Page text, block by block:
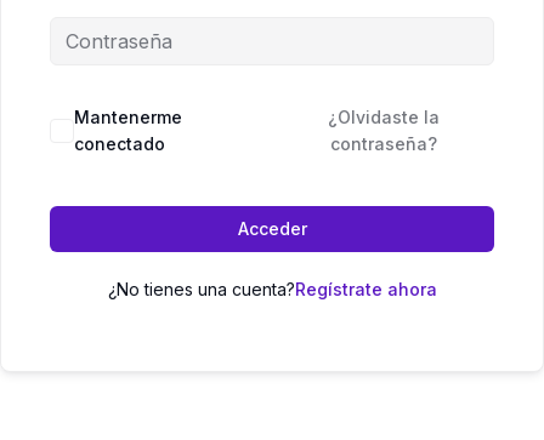
Mantenerme
conectado
¿Olvidaste la
contraseña?
Acceder
¿No tienes una cuenta?Regístrate ahora